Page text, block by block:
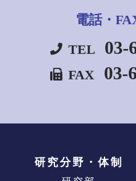
電話・
TEL
03-
FAX 03-
研究分野・体制